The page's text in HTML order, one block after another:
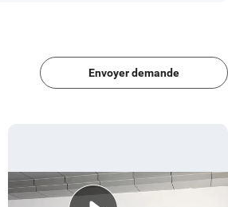
Envoyer demande